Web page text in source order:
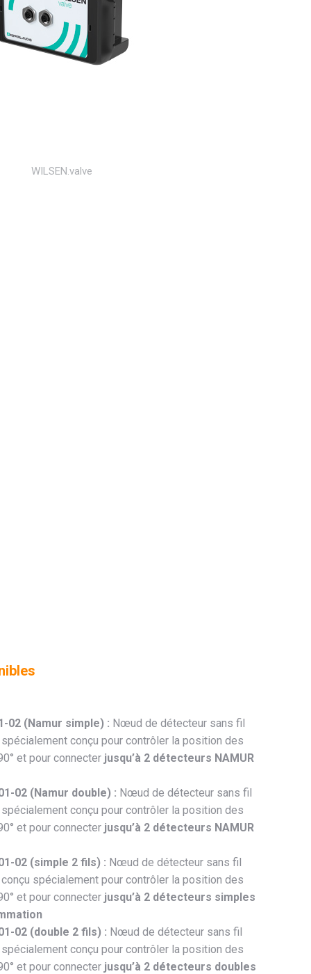
WILSEN.valve
02 (Namur simple) : Nœud de détecteur sans fil
conçu pour contrôler la position des
et pour connecter jusqu’à 2 détecteurs NAMUR
02 (Namur double) : Nœud de détecteur sans fil
conçu pour contrôler la position des
et pour connecter jusqu’à 2 détecteurs NAMUR
02 (simple 2 fils) : Nœud de détecteur sans fil
spécialement pour contrôler la position des
et pour connecter jusqu’à 2 détecteurs simples
02 (double 2 fils) : Nœud de détecteur sans fil
conçu pour contrôler la position des
et pour connecter jusqu’à 2 détecteurs doubles